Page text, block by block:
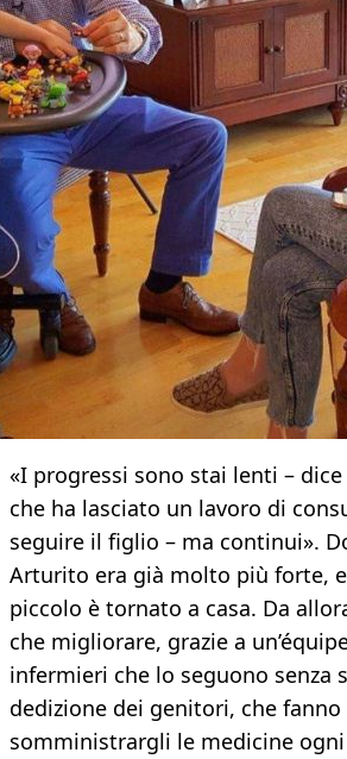
«I progressi sono stai lenti – dice
che ha lasciato un lavoro di
seguire il figlio – ma continui».
Arturito era già molto più forte,
piccolo è tornato a casa. Da
che migliorare, grazie a
infermieri che lo seguono senza
dedizione dei genitori, che
somministrargli le medicine